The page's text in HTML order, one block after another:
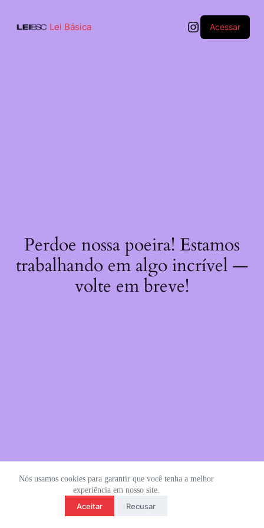
Nós usamos cookies para garantir que você tenha a melhor
experiência em nosso site.
Aceitar Recusar
Lei Básica Instagram
Acessar
Perdoe nossa poeira! Estamos
trabalhando em algo incrível —
volte em breve!